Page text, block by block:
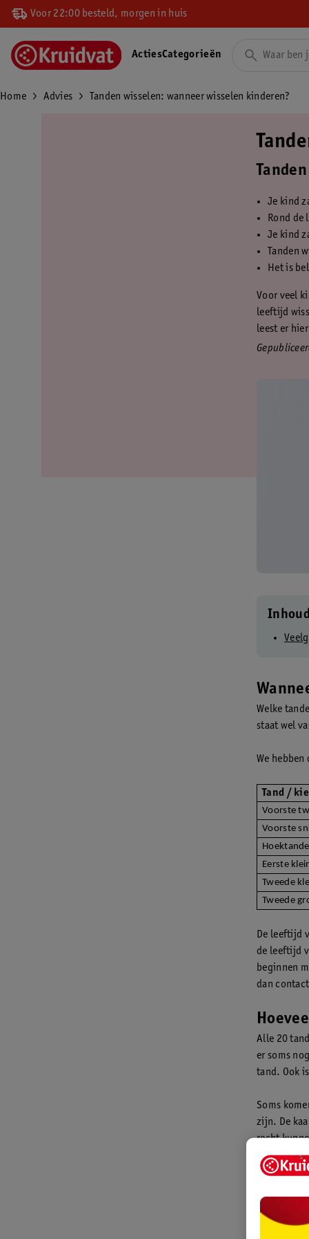
Voor 22:00 besteld, morgen in huis
ActiesCategorieën
Home Advies Tanden wisselen: wanneer wisselen kinderen?
Je kind
Rond de
Je kind
Tanden
Het is
Voor veel
leeftijd
leest er
Welke
staat wel
We
Tand /
Voorste
Voorste
Eerste
Tweede
Tweede
De leeftijd
de leeftijd
beginnen
dan
Alle 20
er soms
tand. Ook
Soms
zijn. De
recht
nieuwe
om deze